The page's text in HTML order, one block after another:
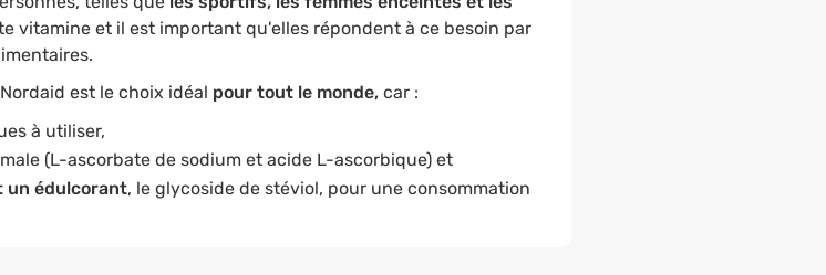
vitamine et il est important qu'elles répondent à ce besoin par
est le choix idéal pour tout le monde,car :
à utiliser,
(L-ascorbate de sodium et acide L-ascorbique) et
un édulcorant, le glycoside de stéviol, pour une consommation